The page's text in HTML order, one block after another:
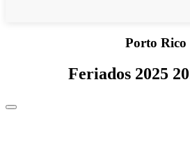
Porto Rico
Feriados 2025